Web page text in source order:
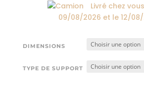
Livré chez
09/08/2026 et le12/
DIMENSIONS
TYPE DE SUPPORT